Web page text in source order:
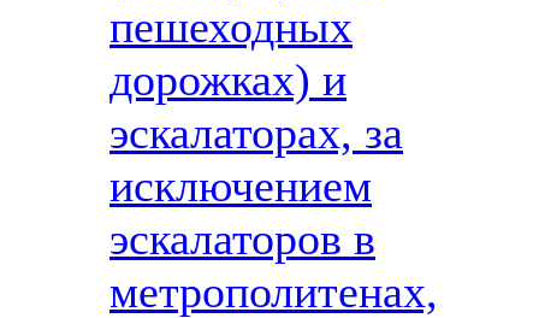
пешеходных
дорожках) и
эскалаторах, за
исключением
эскалаторов в
метрополитенах,